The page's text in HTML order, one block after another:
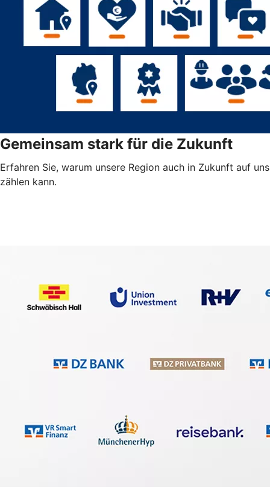
Gemeinsam stark für die Zukunft
Erfahren Sie, warum unsere Region auch in Zukunft auf uns
zählen kann.